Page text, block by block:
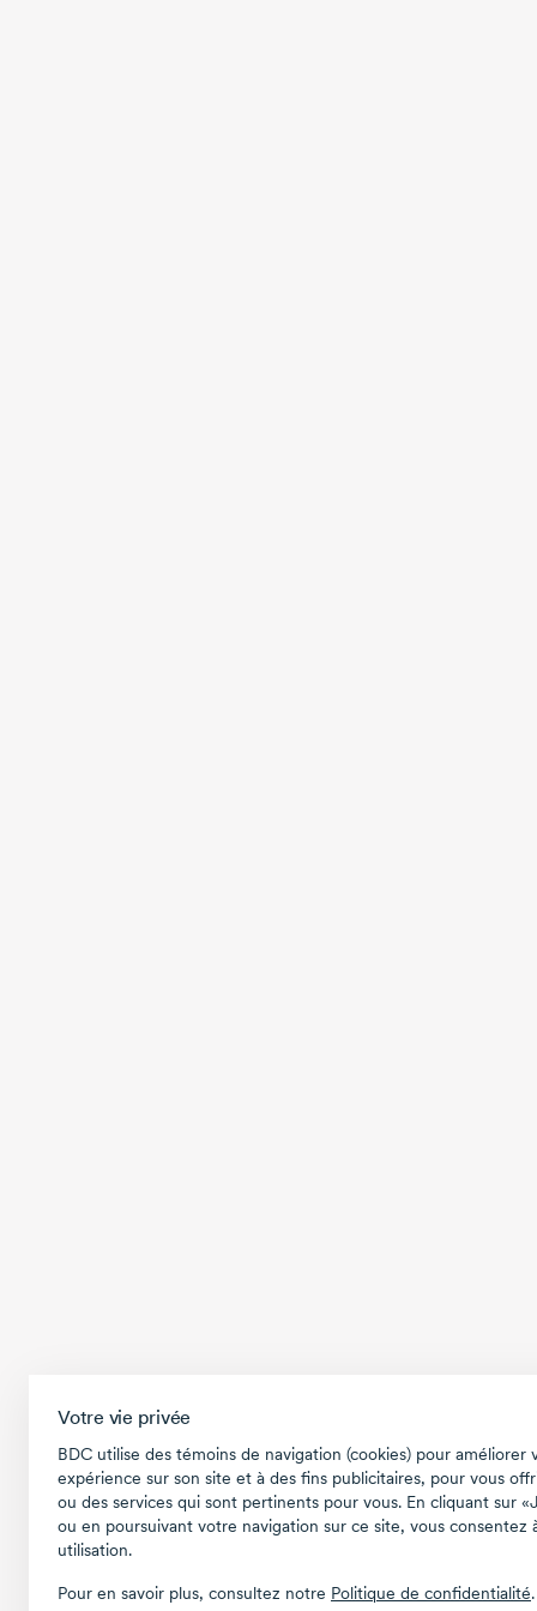
Votre vie privée
BDC utilise des témoins de navigation (cookies) pour améliorer
expérience sur son site et à des fins publicitaires, pour vous
ou des services qui sont pertinents pour vous. En cliquant sur
ou en poursuivant votre navigation sur ce site, vous consentez
utilisation.
Pour en savoir plus, consultez notre Politique de confidentialité.